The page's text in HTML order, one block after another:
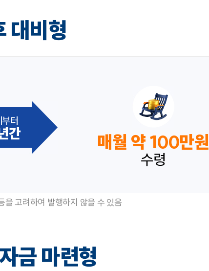
대비형
터
간 매월 약 100만원
수령
을 고려하여 발행하지 않을 수 있음
금 마련형